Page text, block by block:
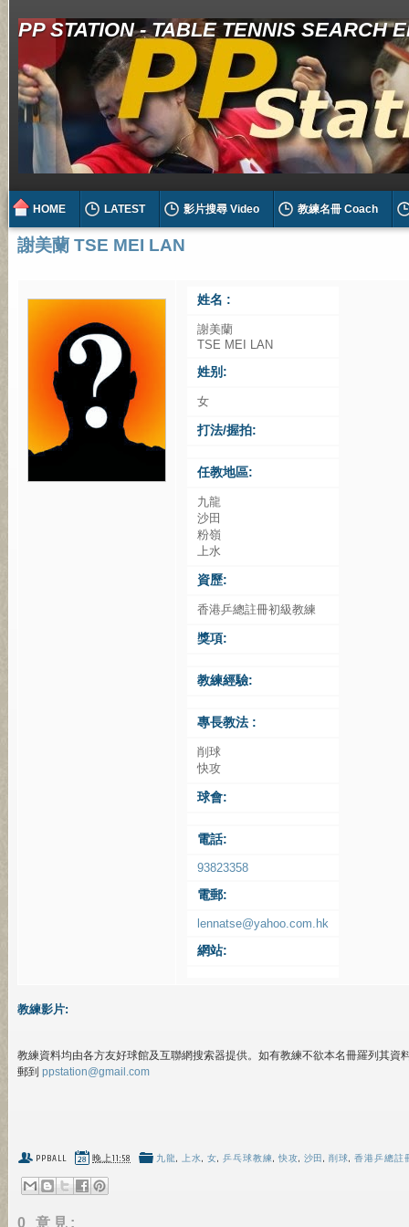
PP STATION - TABLE TENNIS SEARCH
HOME LATEST 影片搜尋 Video 教練名冊 Coach
謝美蘭 TSE MEI LAN
姓名 :
謝美蘭
TSE MEI LAN
姓别:
女
打法/握拍:
任教地區:
九龍
沙田
粉嶺
上水
資歷:
香港乒總註冊初級教練
獎項:
教練經驗:
專長教法 :
削球
快攻
球會:
電話:
93823358
電郵:
lennatse@yahoo.com.hk
網站:
教練影片:
教練資料均由各方友好球館及互聯網搜索器提供。如有教練不欲本名冊羅列其資
郵到ppstation@gmail.com
PPBALL 晚上11:58 九龍, 上水, 女, 乒乓球教練, 快攻, 沙田,削球,香港乒總註
0 意見: